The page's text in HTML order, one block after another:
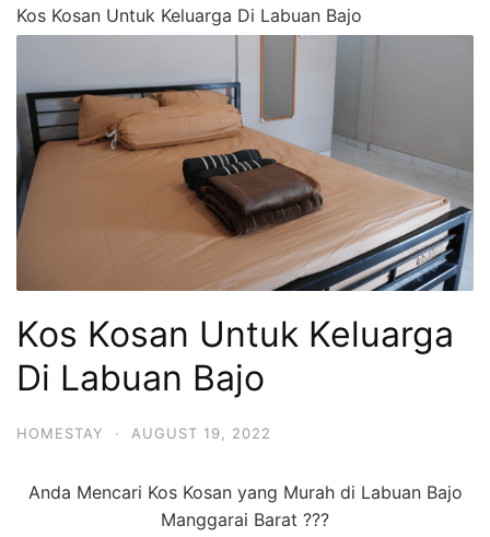
Kos Kosan Untuk Keluarga Di Labuan Bajo
Kos Kosan Untuk Keluarga
Di Labuan Bajo
HOMESTAY · AUGUST 19, 2022
Anda Mencari Kos Kosan yang Murah di Labuan Bajo
Manggarai Barat ???